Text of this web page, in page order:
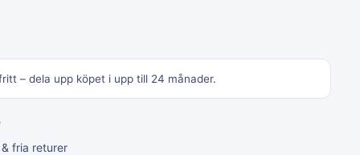
– dela upp köpet i upp till 24 månader.
fria returer